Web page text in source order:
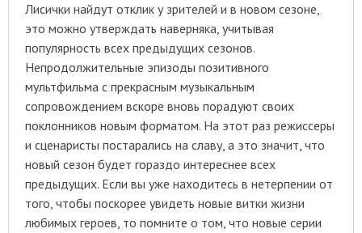
Лисички найдут отклик у зрителей и в новом сезоне,
это можно утверждать наверняка, учитывая
популярность всех предыдущих сезонов.
Непродолжительные эпизоды позитивного
мультфильма с прекрасным музыкальным
сопровождением вскоре вновь порадуют своих
поклонников новым форматом. На этот раз режиссеры
и сценаристы постарались на славу, а это значит, что
новый сезон будет гораздо интереснее всех
предыдущих. Если вы уже находитесь в нетерпении от
того, чтобы поскорее увидеть новые витки жизни
любимых героев, то помните о том, что новые серии